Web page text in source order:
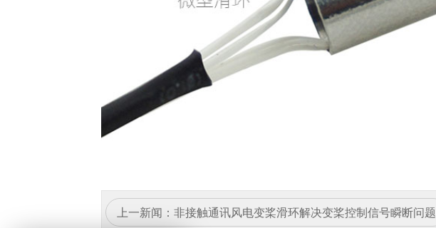
上一新闻： 非接触通讯风电变桨滑环解决变桨控制信号瞬断问题